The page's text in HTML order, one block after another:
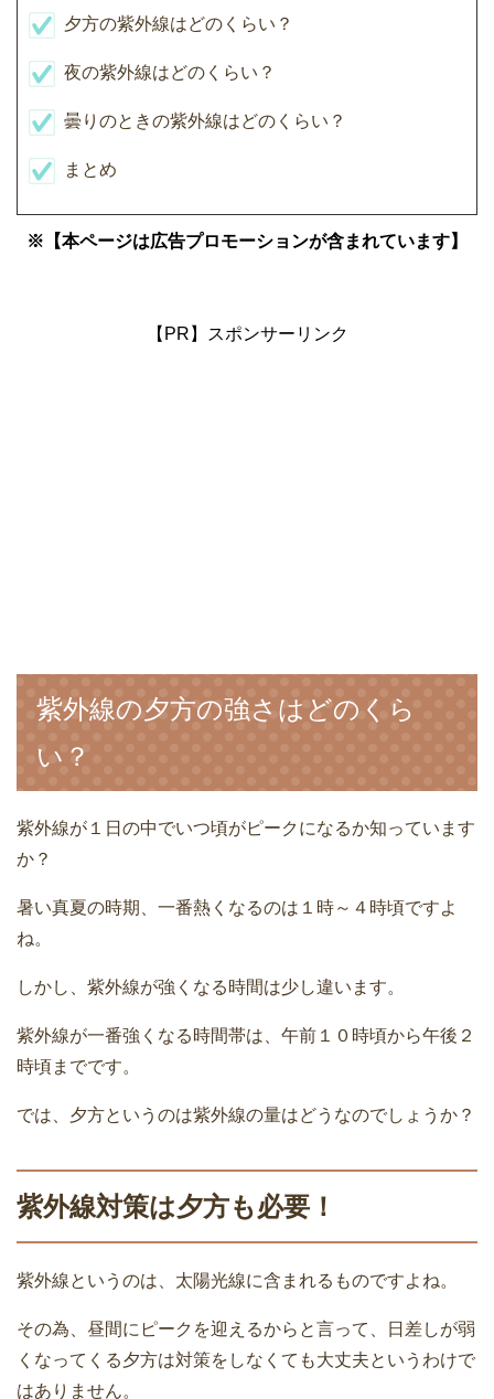
夕方の紫外線はどのくらい？
夜の紫外線はどのくらい？
曇りのときの紫外線はどのくらい？
まとめ
※【本ページは広告プロモーションが含まれています】
【PR】スポンサーリンク
紫外線の夕方の強さはどのくら
い？
紫外線が１日の中でいつ頃がピークになるか知っています
か？
暑い真夏の時期、一番熱くなるのは１時～４時頃ですよ
ね。
しかし、紫外線が強くなる時間は少し違います。
紫外線が一番強くなる時間帯は、午前１０時頃から午後２
時頃までです。
では、夕方というのは紫外線の量はどうなのでしょうか？
紫外線対策は夕方も必要！
紫外線というのは、太陽光線に含まれるものですよね。
その為、昼間にピークを迎えるからと言って、日差しが弱
くなってくる夕方は対策をしなくても大丈夫というわけで
はありません。